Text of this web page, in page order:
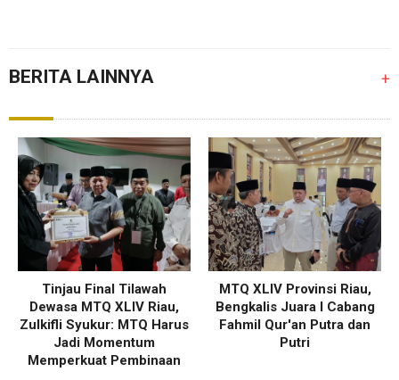
BERITA LAINNYA +
Tinjau Final Tilawah
Dewasa MTQ XLIV Riau,
Zulkifli Syukur: MTQ Harus
Jadi Momentum
Memperkuat Pembinaan
MTQ XLIV Provinsi Riau,
Bengkalis Juara I Cabang
Fahmil Qur'an Putra dan
Putri